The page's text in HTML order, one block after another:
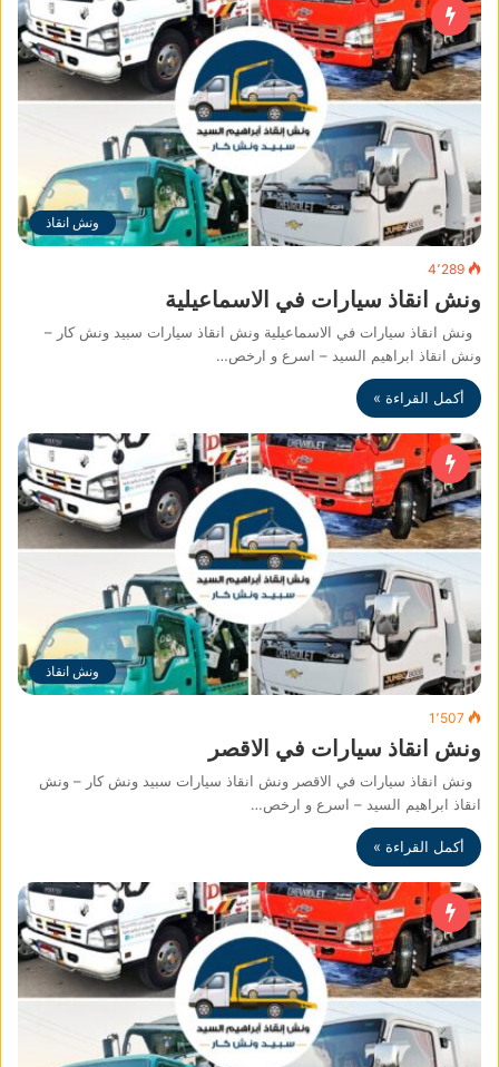
ونش انقاذ
4٬289
ونش انقاذ سيارات في الاسماعيلية
ونش انقاذ سيارات في الاسماعيلية ونش انقاذ سيارات سبيد ونش كار –
ونش انقاذ ابراهيم السيد – اسرع و ارخص…
أكمل القراءة »
ونش انقاذ
1٬507
ونش انقاذ سيارات في الاقصر
ونش انقاذ سيارات في الاقصر ونش انقاذ سيارات سبيد ونش كار – ونش
انقاذ ابراهيم السيد – اسرع و ارخص…
أكمل القراءة »